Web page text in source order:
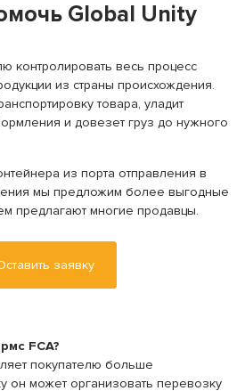
Global Unity
контролировать весь процесс
из страны происхождения.
товара, уладит
и довезет груз до нужного
из порта отправления в
мы предложим более выгодные
предлагают многие продавцы.
заявку
FCA?
покупателю больше
он может организовать перевозку